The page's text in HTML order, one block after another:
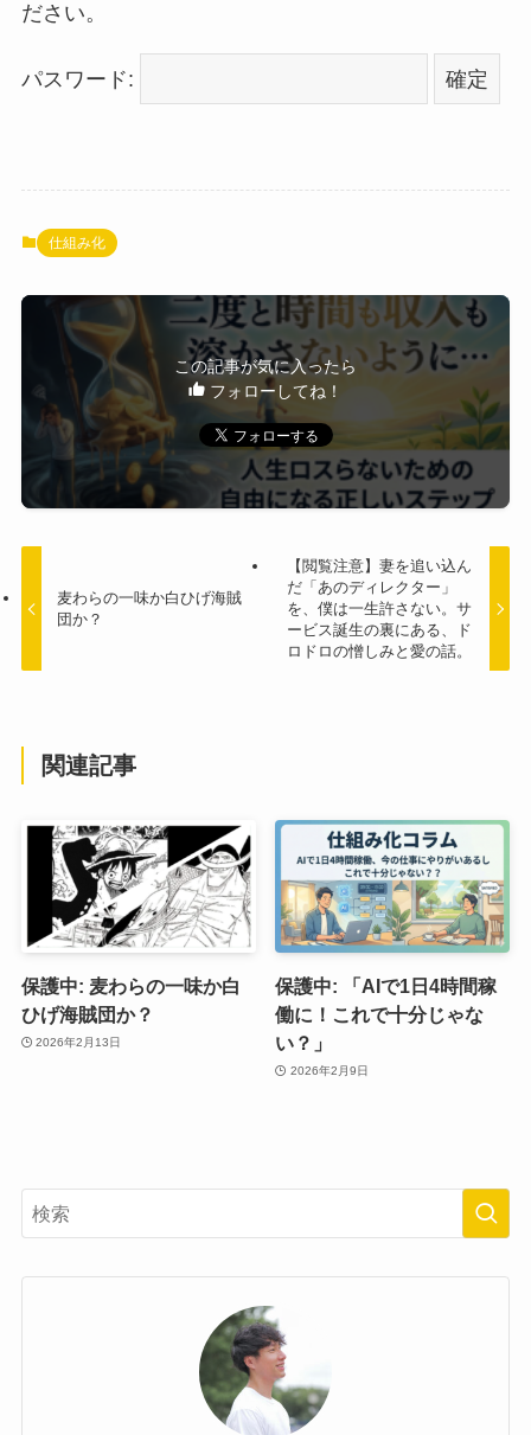
ださい。
パスワード:
仕組み化
この記事が気に入ったら
フォローしてね！
麦わらの一味か白ひげ海賊
団か？
【閲覧注意】妻を追い込ん
だ「あのディレクター」
を、僕は一生許さない。サ
ービス誕生の裏にある、ド
ロドロの憎しみと愛の話。
関連記事
保護中: 麦わらの一味か白
ひげ海賊団か？
2026年2月13日
保護中: 「AIで1日4時間稼
働に！これで十分じゃな
い？」
2026年2月9日